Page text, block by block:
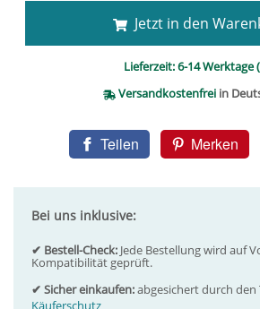
Jetzt in den
Lieferzeit:6-14 Werktage
Versandkostenfrei in
Teilen Merken
Bei uns inklusive:
✔ Bestell-Check: Jede Bestellung wird auf
Kompatibilität geprüft.
✔ Sicher einkaufen:abgesichert durch den
Käuferschutz